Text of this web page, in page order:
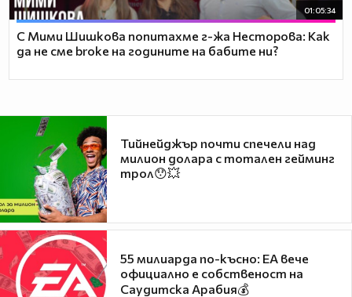
01:05:34
С Мими Шишкова попитахме г-жа Несторова: Как
да не сме broke на годините на бабите ни?
Тийнейджър почти спечели над
милион долара с тотален гейминг
трол😯💥
55 милиарда по-късно: EA вече
официално е собственост на
Саудитска Арабия💰